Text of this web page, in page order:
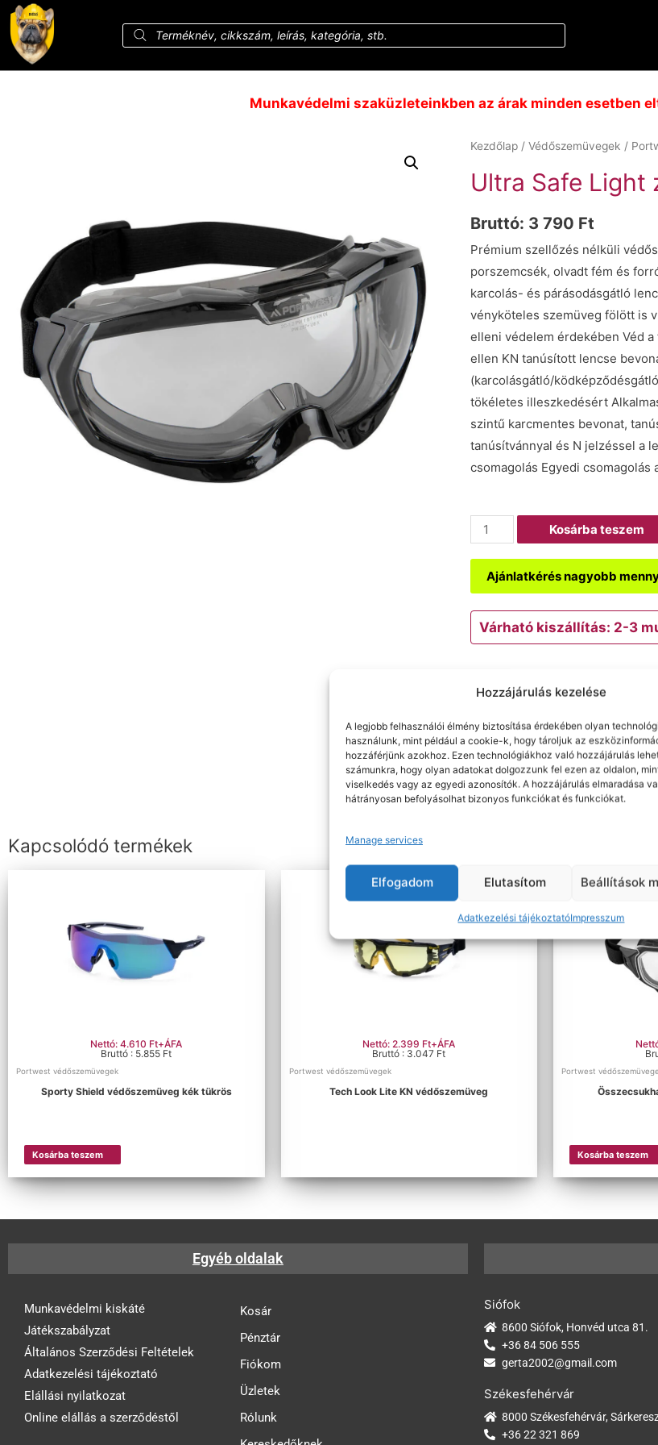
Hozzájárulás kezelése
A legjobb felhasználói élmény biztosítása érdekében olyan
használunk, mint például a cookie-k, hogy tároljuk az
hozzáférjünk azokhoz. Ezen technológiákhoz való hozzájárulás
számunkra, hogy olyan adatokat dolgozzunk fel ezen az oldalon,
viselkedés vagy az egyedi azonosítók. A hozzájárulás elmaradása
hátrányosan befolyásolhat bizonyos funkciókat és funkciókat.
Manage services
Elfogadom Elutasítom Beállítások
Adatkezelési tájékoztatóImpresszum
Munkavédelmi szaküzleteinkben az árak minden esetben
Kezdőlap/ Védőszemüvegek /
Ultra Safe Light
Bruttó: 3 790 Ft
Prémium szellőzés nélküli
porszemcsék, olvadt fém és
karcolás- és párásodásgátló
vényköteles szemüveg fölött is
elleni védelem érdekében Véd
ellen KN tanúsított lencse
(karcolásgátló/
tökéletes illeszkedésért
szintű karcmentes bevonat,
tanúsítvánnyal és N jelzéssel a
csomagolás Egyedi
Kosárba teszem
Ajánlatkérés nagyobb
Várható kiszállítás: 2-3
A termék forgalmazója: Gerta
Cikkszám:PS67CLR
Kategóriák:Portwest
Címke:Portwest
Kapcsolódó termékek
Nettó: 4.610 Ft+ÁFA
Bruttó : 5.855 Ft
Portwest védőszemüvegek
Sporty Shield védőszemüveg kék tükrös
Kosárba teszem
Nettó: 2.399 Ft+ÁFA
Bruttó : 3.047 Ft
Portwest védőszemüvegek
Tech Look Lite KN védőszemüveg
Portwest
Kosárba teszem
Egyéb oldalak
Munkavédelmi kiskáté
Játékszabályzat
Általános Szerződési Feltételek
Adatkezelési tájékoztató
Elállási nyilatkozat
Online elállás a szerződéstől
Kosár
Pénztár
Fiókom
Üzletek
Rólunk
Siófok
8600 Siófok, Honvéd utca 81.
+36 84 506 555
gerta2002@gmail.com
Székesfehérvár
8000 Székesfehérvár,
+36 22 321 869